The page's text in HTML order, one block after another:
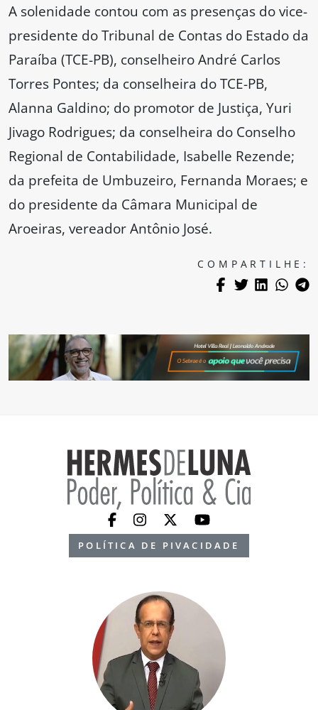
A solenidade contou com as presenças do vice-
presidente do Tribunal de Contas do Estado da
Paraíba (TCE-PB), conselheiro André Carlos
Torres Pontes; da conselheira do TCE-PB,
Alanna Galdino; do promotor de Justiça, Yuri
Jivago Rodrigues; da conselheira do Conselho
Regional de Contabilidade, Isabelle Rezende;
da prefeita de Umbuzeiro, Fernanda Moraes; e
do presidente da Câmara Municipal de
Aroeiras, vereador Antônio José.
COMPARTILHE:
POLÍTICA DE PIVACIDADE